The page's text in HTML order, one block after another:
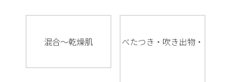
混合～乾燥肌 べたつき・吹き出物・